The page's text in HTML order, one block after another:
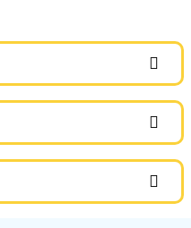
siz yapın!